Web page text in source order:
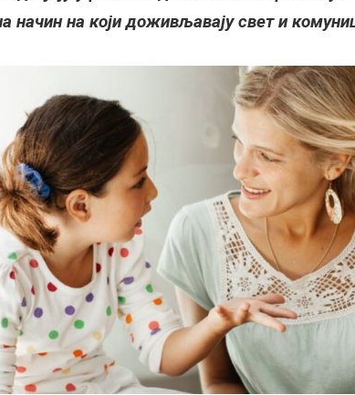
на који доживљавају свет и